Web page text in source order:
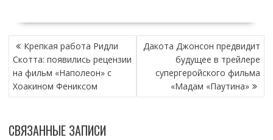
НАВИГАЦИЯ
ПО
ЗАПИСЯМ
Крепкая работа Ридли
Скотта: появились рецензии
на фильм «Наполеон» с
Хоакином Фениксом
Дакота Джонсон предвидит
будущее в трейлере
супергеройского фильма
«Мадам «Паутина»
СВЯЗАННЫЕ ЗАПИСИ